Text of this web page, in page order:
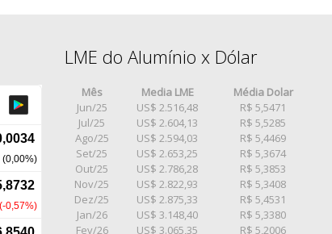
LME do Alumínio x Dólar
Mês Media LME
Média Dolar
Jun/25
US$ 2.516,48
R$ 5,5471
Jul/25
US$ 2.604,13
R$ 5,5285
Ago/25
US$ 2.594,03
R$ 5,4469
Set/25
US$ 2.653,25
R$ 5,3674
Out/25
US$ 2.786,28
R$ 5,3853
Nov/25
US$ 2.822,93
R$ 5,3408
Dez/25
US$ 2.875,33
R$ 5,4531
Jan/26
US$ 3.148,40
R$ 5,3380
Fev/26
US$ 3.065,35
R$ 5,2006